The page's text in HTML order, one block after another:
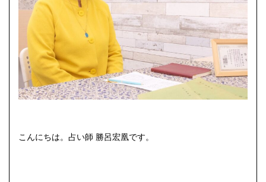
こんにちは。占い師 勝呂宏凰です。